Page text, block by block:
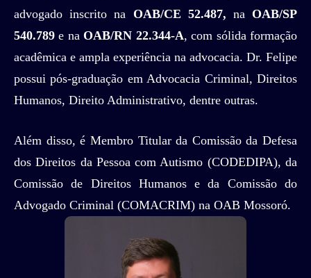
advogado inscrito na OAB/CE 52.487, na OAB/SP
540.789e na OAB/RN 22.344-A, com sólida formação
acadêmica e ampla experiência na advocacia. Dr. Felipe
possui pós-graduação em Advocacia Criminal, Direitos
Humanos, Direito Administrativo, dentre outras.
Além disso, é Membro Titular da Comissão da Defesa
dos Direitos da Pessoa com Autismo (CODEDIPA), da
Comissão de Direitos Humanos e da Comissão do
Advogado Criminal (COMACRIM) na OAB Mossoró.